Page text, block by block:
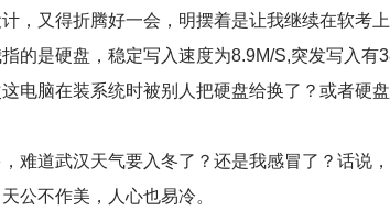
，又得折腾好一会，明摆着是让我继续在软考上
是硬盘，稳定写入速度为8.9M/S,突发写入有
电脑在装系统时被别人把硬盘给换了？或者硬
道武汉天气要入冬了？还是我感冒了？话说，
公不作美，人心也易冷。